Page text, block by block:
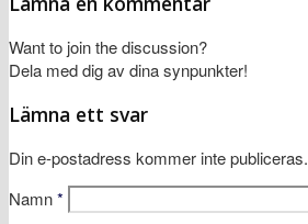
Want to join the discussion?
Dela med dig av dina synpunkter!
Lämna ett svar
Din e-postadress kommer inte publiceras.
Namn*